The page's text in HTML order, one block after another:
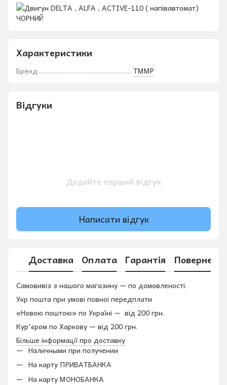
Характеристики
Бренд ТММР
Відгуки
Додайте перший відгук
Написати відгук
Доставка Оплата Гарантія
Самовивіз з нашого магазину — по домовленості.
Укр пошта при умові повноі передплати
«Новою поштою» по Україні — від 200 грн.
Кур'єром по Харкову — від 200 грн.
Більше інформації про доставку
Наличными при получении
На карту ПРИВАТБАНКА
На карту МОНОБАНКА